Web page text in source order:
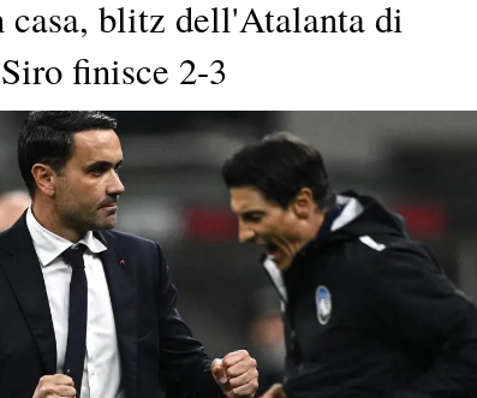
blitz dell'Atalanta di
finisce 2-3